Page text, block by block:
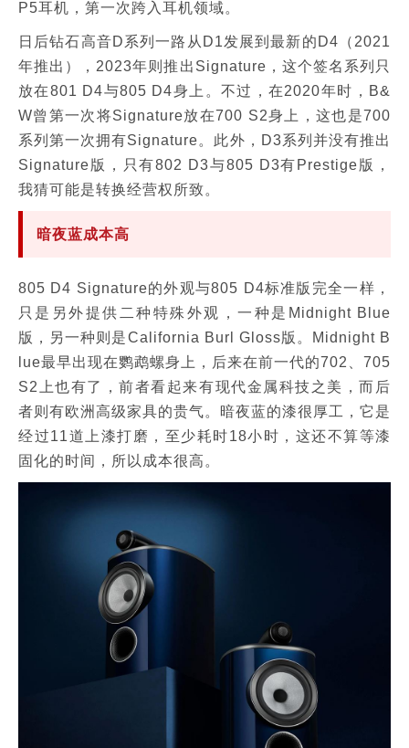
P5耳机，第一次跨入耳机领域。
日后钻石高音D系列一路从D1发展到最新的D4（2021
年推出），2023年则推出Signature，这个签名系列只
放在801 D4与805 D4身上。不过，在2020年时，B&
W曾第一次将Signature放在700 S2身上，这也是700
系列第一次拥有Signature。此外，D3系列并没有推出
Signature版，只有802 D3与805 D3有Prestige版，
我猜可能是转换经营权所致。
暗夜蓝成本高
805 D4 Signature的外观与805 D4标准版完全一样，
只是另外提供二种特殊外观，一种是Midnight Blue
版，另一种则是California Burl Gloss版。Midnight B
lue最早出现在鹦鹉螺身上，后来在前一代的702、705
S2上也有了，前者看起来有现代金属科技之美，而后
者则有欧洲高级家具的贵气。暗夜蓝的漆很厚工，它是
经过11道上漆打磨，至少耗时18小时，这还不算等漆
固化的时间，所以成本很高。